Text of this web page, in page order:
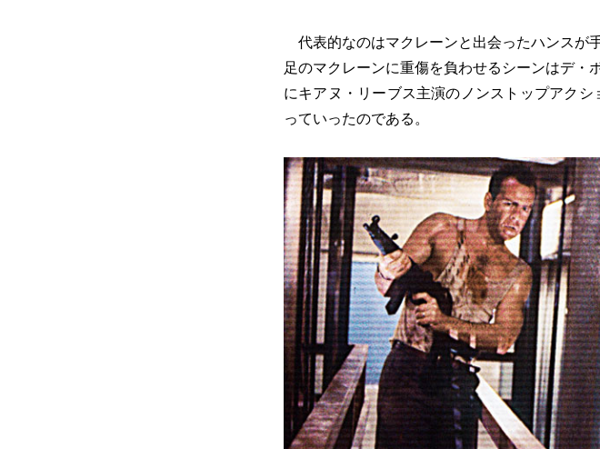
代表的なのはマクレーンと出会ったハンスが
足のマクレーンに重傷を負わせるシーンはデ・
にキアヌ・リーブス主演のノンストップアクシ
っていったのである。